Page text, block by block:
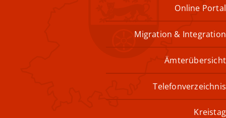
Online Portal
Migration & Integration
Ämterübersicht
Telefonverzeichnis
Kreistag